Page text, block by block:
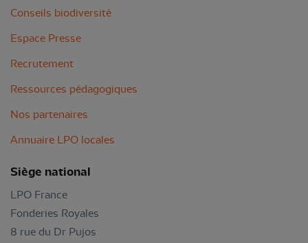
Conseils biodiversité
Espace Presse
Recrutement
Ressources pédagogiques
Nos partenaires
Annuaire LPO locales
Siège national
LPO France
Fonderies Royales
8 rue du Dr Pujos